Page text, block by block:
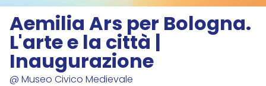
Aemilia Ars per Bologna.
L'arte e la città |
Inaugurazione
@ Museo Civico Medievale